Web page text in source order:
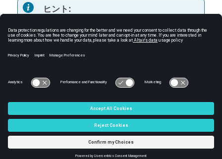
ヒント:
ファイルにアクセスすることもできま
す。
C:\Users\tajima\GIT_DITA_OT\new-skin\DITA-
OT3.7.4\footer_hw.htm